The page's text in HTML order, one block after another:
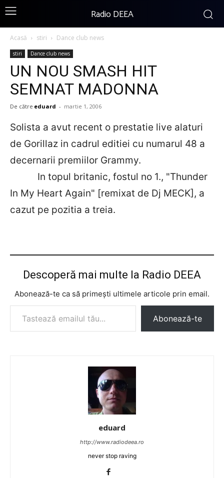
Radio DEEA
Acasă stiri Dance club news
stiri Dance club news
UN NOU SMASH HIT
SEMNAT MADONNA
De către eduard - martie 1, 2006
Solista a avut recent o prestatie live alaturi
de Gorillaz in cadrul editiei cu numarul 48 a
decernarii premiilor Grammy.
In topul britanic, fostul no 1., "Thunder
In My Heart Again" [remixat de Dj MECK], a
cazut pe pozitia a treia.
Descoperă mai multe la Radio DEEA
Abonează-te ca să primești ultimele articole prin email.
Tastează emailul tău...
Abonează-te
eduard
http://www.radiodeea.ro
never stop raving